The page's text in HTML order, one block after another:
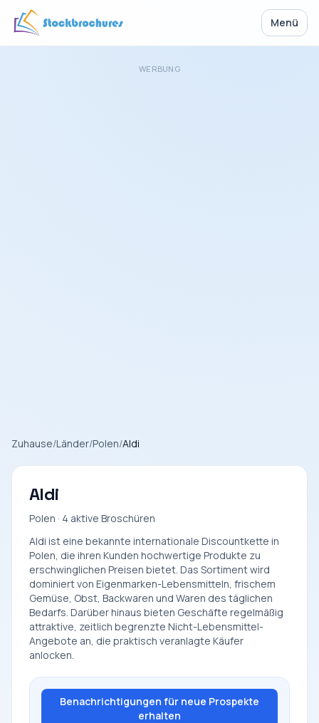
Menü
WERBUNG
Zuhause/Länder/Polen/Aldi
Aldi
Polen · 4 aktive Broschüren
Aldi ist eine bekannte internationale Discountkette in
Polen, die ihren Kunden hochwertige Produkte zu
erschwinglichen Preisen bietet. Das Sortiment wird
dominiert von Eigenmarken-Lebensmitteln, frischem
Gemüse, Obst, Backwaren und Waren des täglichen
Bedarfs. Darüber hinaus bieten Geschäfte regelmäßig
attraktive, zeitlich begrenzte Nicht-Lebensmittel-
Angebote an, die praktisch veranlagte Käufer
anlocken.
Benachrichtigungen für neue Prospekte
erhalten